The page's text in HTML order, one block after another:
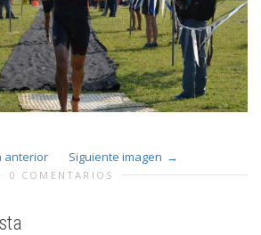
anterior Siguiente imagen
0 COMENTARIOS